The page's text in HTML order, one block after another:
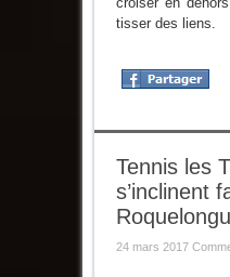
tisser des liens.
Tennis les
s’inclinent
24 mars 2017